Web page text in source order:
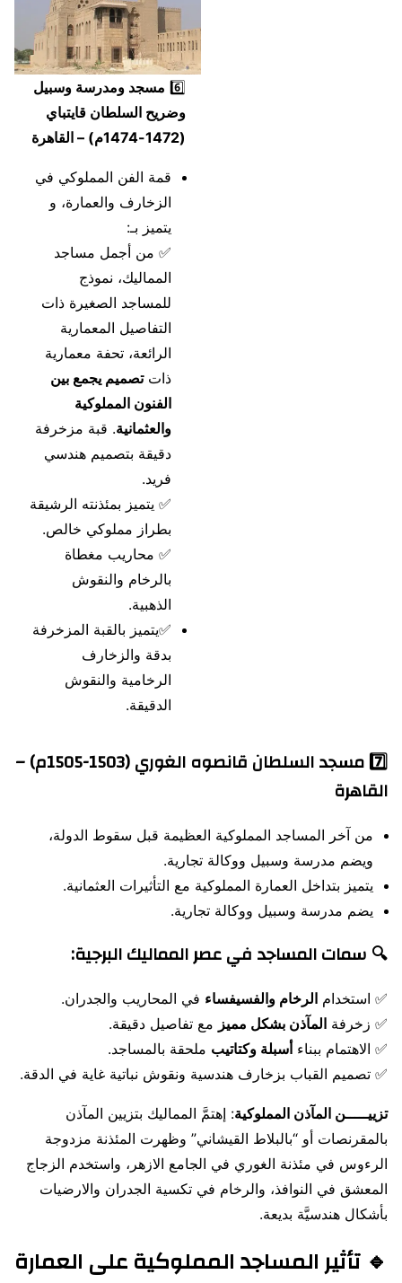
6️⃣ مسجد ومدرسة وسبيل
وضريح السلطان قايتباي
(1472-1474م) – القاهرة
قمة الفن المملوكي في
الزخارف والعمارة، و
يتميز بـ:
✅ من أجمل مساجد
المماليك، نموذج
للمساجد الصغيرة ذات
التفاصيل المعمارية
الرائعة، تحفة معمارية
ذاتتصميم يجمع بين
الفنون المملوكية
والعثمانية. قبة مزخرفة
دقيقة بتصميم هندسي
فريد.
✅ يتميز بمئذنته الرشيقة
بطراز مملوكي خالص.
✅ محاريب مغطاة
بالرخام والنقوش
الذهبية.
✅يتميز بالقبة المزخرفة
بدقة والزخارف
الرخامية والنقوش
الدقيقة.
7️⃣
مسجد السلطان قانصوه الغوري (1503-1505م) –
القاهرة
من آخر المساجد المملوكية العظيمة قبل سقوط الدولة،
ويضم مدرسة وسبيل ووكالة تجارية.
يتميز بتداخل العمارة المملوكية مع التأثيرات العثمانية.
يضم مدرسة وسبيل ووكالة تجارية.
🔍 سمات المساجد في عصر المماليك البرجية:
✅ استخدام الرخام والفسيفساء في المحاريب والجدران.
✅ زخرفة المآذن بشكل مميز مع تفاصيل دقيقة.
✅ الاهتمام ببناءأسبلة وكتاتيب ملحقة بالمساجد.
✅ تصميم القباب بزخارف هندسية ونقوش نباتية غاية في الدقة.
تزييـــــن المآذن المملوكية: إهتمَّ المماليك بتزيين المآذن
بالمقرنصات أو “بالبلاط القيشاني” وظهرت المئذنة مزدوجة
الرءوس في مئذنة الغوري في الجامع الازهر، واستخدم الزجاج
المعشق في النوافذ، والرخام في تكسية الجدران والارضيات
بأشكال هندسيَّة بديعة.
🔹 تأثير المساجد المملوكية على العمارة